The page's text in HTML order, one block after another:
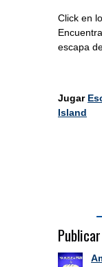
Click en
escapa
Jugar
Island